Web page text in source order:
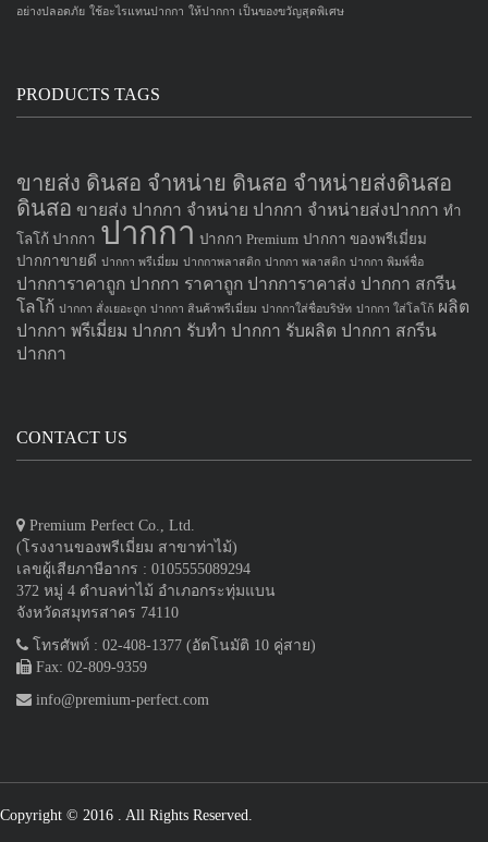
อย่างปลอดภัย ใช้อะไรแทนปากกา ให้ปากกา เป็นของขวัญสุดพิเศษ
PRODUCTS TAGS
ขายส่ง ดินสอ จำหน่าย ดินสอ จำหน่ายส่งดินสอ
ดินสอ ขายส่ง ปากกา จำหน่าย ปากกา จำหน่ายส่งปากกา ทำ
โลโก้ ปากกา ปากกา ปากกา Premium ปากกา ของพรีเมี่ยม
ปากกาขายดี ปากกา พรีเมี่ยม ปากกาพลาสติก ปากกา พลาสติก ปากกา พิมพ์ชื่อ
ปากการาคาถูก ปากกา ราคาถูก ปากการาคาส่ง ปากกา สกรีน
โลโก้ ปากกา สั่งเยอะถูก ปากกา สินค้าพรีเมี่ยม ปากกาใส่ชื่อบริษัท ปากกา ใส่โลโก้ ผลิต
ปากกา พรีเมี่ยม ปากกา รับทำ ปากกา รับผลิต ปากกา สกรีน
ปากกา
CONTACT US
Premium Perfect Co., Ltd.
(โรงงานของพรีเมี่ยม สาขาท่าไม้)
เลขผู้เสียภาษีอากร : 0105555089294
372 หมู่ 4 ตำบลท่าไม้ อำเภอกระทุ่มแบน
จังหวัดสมุทรสาคร 74110
โทรศัพท์ : 02-408-1377 (อัตโนมัติ 10 คู่สาย)
Fax: 02-809-9359
info@premium-perfect.com
Copyright © 2016 . All Rights Reserved.